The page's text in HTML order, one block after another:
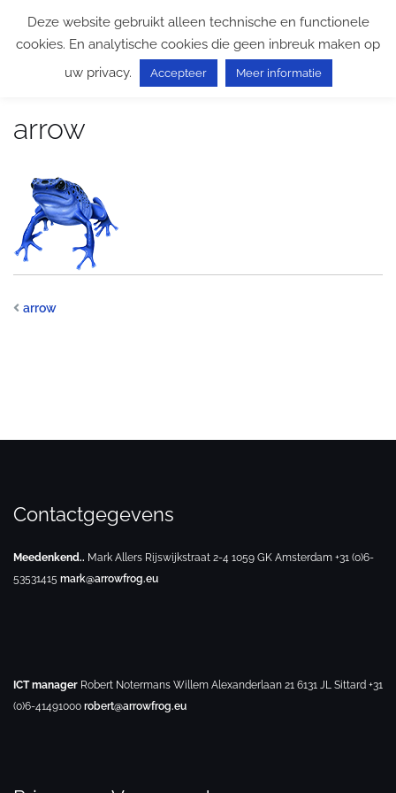
arrow
arrow
Contactgegevens
Meedenkend.. Mark Allers Rijswijkstraat 2-4 1059 GK Amsterdam +31 (0)6-
53531415 mark@arrowfrog.eu
ICT manager Robert Notermans Willem Alexanderlaan 21 6131 JL Sittard +31
(0)6-41491000 robert@arrowfrog.eu
Deze website gebruikt alleen technische en functionele
cookies. En analytische cookies die geen inbreuk maken op
uw privacy.
Accepteer Meer informatie